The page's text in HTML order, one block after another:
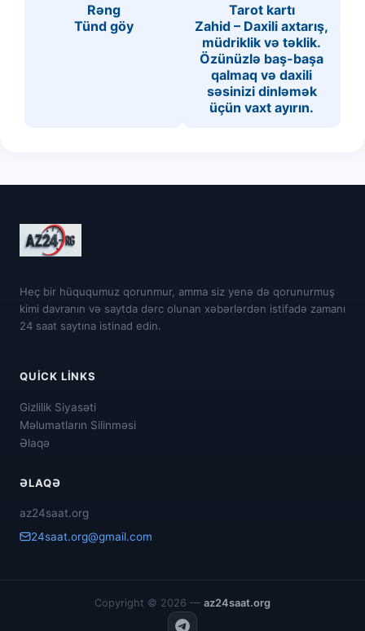
Rəng
Tünd göy
Tarot kartı
Zahid – Daxili axtarış,
müdriklik və təklik.
Özünüzlə baş-başa
qalmaq və daxili
səsinizi dinləmək
üçün vaxt ayırın.
Heç bir hüququmuz qorunmur, amma siz yenə də qorunurmuş
kimi davranın və saytda dərc olunan xəbərlərdən istifadə zamanı
24 saat saytına istinad edin.
QUICK LINKS
Gizlilik Siyasəti
Məlumatların Silinməsi
Əlaqə
ƏLAQƏ
az24saat.org
24saat.org@gmail.com
Copyright © 2026 — az24saat.org